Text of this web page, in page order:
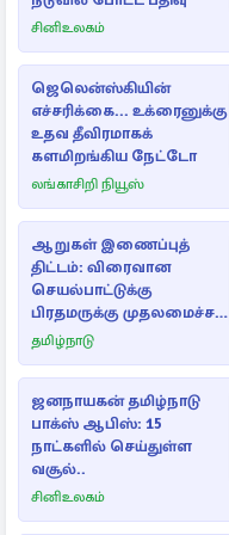
சினிஉலகம்
ஜெலென்ஸ்கியின்
எச்சரிக்கை... உக்ரைனுக்கு
உதவ தீவிரமாகக்
களமிறங்கிய நேட்டோ
லங்காசிறி நியூஸ்
ஆறுகள் இணைப்புத்
திட்டம்: விரைவான
செயல்பாட்டுக்கு
பிரதமருக்கு முதலமைச்சர்
கடிதம்
தமிழ்நாடு
ஜனநாயகன் தமிழ்நாடு
பாக்ஸ் ஆபிஸ்: 15
நாட்களில் செய்துள்ள
வசூல்..
சினிஉலகம்